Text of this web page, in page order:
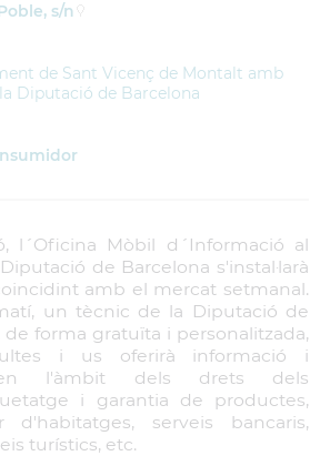
s/n
de Sant Vicenç de Montalt amb
Diputació de Barcelona
l´Oficina Mòbil d´Informació al
de Barcelona s'instal·larà
amb el mercat setmanal.
un tècnic de la Diputació de
de forma gratuïta i personalitzada,
i us oferirà informació i
en l'àmbit dels drets dels
i garantia de productes,
serveis bancaris,
turístics, etc.